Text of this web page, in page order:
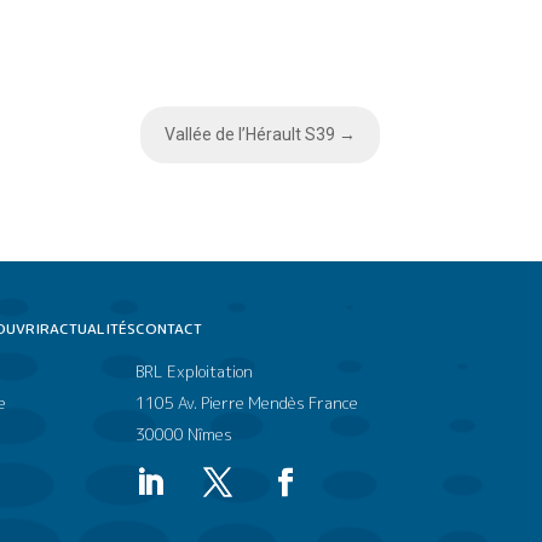
Vallée de l’Hérault S39 →
ACTUALITÉSCONTACT
BRL Exploitation
1105 Av. Pierre Mendès France
30000 Nîmes